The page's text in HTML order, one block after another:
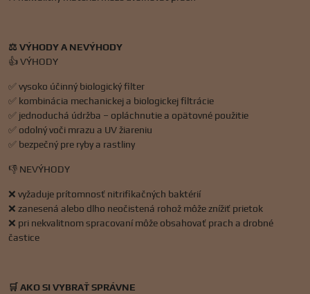
⚖️ VÝHODY A NEVÝHODY
👍 VÝHODY
✅ vysoko účinný biologický filter
✅ kombinácia mechanickej a biologickej filtrácie
✅ jednoduchá údržba – opláchnutie a opätovné použitie
✅ odolný voči mrazu a UV žiareniu
✅ bezpečný pre ryby a rastliny
👎 NEVÝHODY
❌ vyžaduje prítomnosť nitrifikačných baktérií
❌ zanesená alebo dlho neočistená rohož môže znížiť prietok
❌ pri nekvalitnom spracovaní môže obsahovať prach a drobné
častice
🛒 AKO SI VYBRAŤ SPRÁVNE